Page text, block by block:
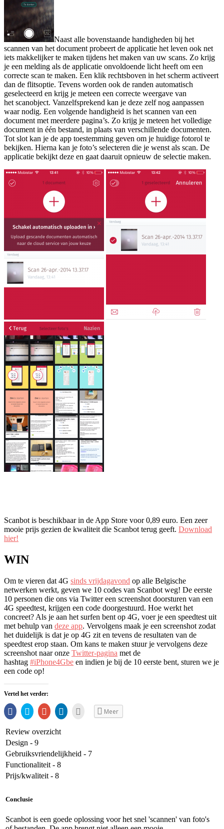
Naast alle bovenstaande handigheden bij het
scannen van het document probeert de applicatie het leven ook net
iets makkelijker te maken tijdens het maken van uw scans. Zo krijg
je een melding als de applicatie onvoldoende licht heeft om een
correcte scan te maken. Een klik rechtsboven in het scherm activeert
dan de flitsoptie. Tevens worden ook de randen automatisch
geselecteerd en krijg je meteen een correcte weergave van
het scanobject. Vanzelfsprekend kan je deze zelf nog aanpassen
waar nodig. Een volgende handigheid is het scannen van een
document met meerdere pagina’s. Zo krijg je meteen het volledige
document in één bestand, in plaats van verschillende documenten.
Tot slot kan je de app toestemming geven om je huidige fotorol te
bekijken. Hierna kan je foto’s selecteren die je wenst als scan. De
applicatie bekijkt deze en gaat daaruit opnieuw de selectie maken.
Scanbot is beschikbaar in de App Store voor 0,89 euro. Een zeer
mooie prijs gezien de kwaliteit die Scanbot terug geeft. Download
hier!
WIN
Om te vieren dat 4G sinds vrijdagavond op alle Belgische
netwerken werkt, geven we 10 codes van Scanbot weg! De eerste
10 personen die ons via Twitter een screenshot doorsturen van een
4G speedtest, krijgen een code doorgestuurd. Hoe werkt het
concreet? Als je aan het surfen bent op 4G, voer je een speedtest uit
met behulp van deze app. Vervolgens maak je een screenshot zodat
het duidelijk is dat je op 4G zit en tevens de resultaten van de
speedtest erop staan. Om kans te maken stuur je vervolgens deze
screenshot naar onze Twitter-pagina met de
hashtag #iPhone4Gbe en indien je bij de 10 eerste bent, sturen we je
een code op!
Vertel het verder:
Share
op
Facebook
(Opent
in
een
nieuw
venster)
Klik
om
via
Twitter
(Opent
in
een
nieuw
venster)
Klik
om
Google+
te
in
een
nieuw
venster)
Klik
om
in
een
een
vriend
Meer
Review overzicht
Design - 9
Gebruiksvriendelijkheid - 7
Functionaliteit - 8
Prijs/kwaliteit - 8
Conclusie
Scanbot is een goede oplossing voor het snel 'scannen' van foto's